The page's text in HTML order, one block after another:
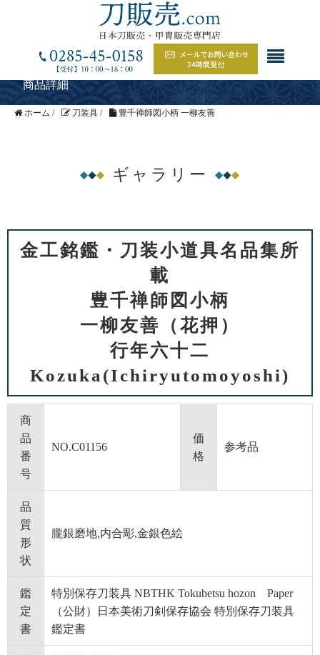
商品詳細
ホーム / 刀装具 / 豊千禅師図小柄 一柳友善
ギャラリー
金工銘鑑・刀装小道具名品集所
載
豊千禅師図小柄
一柳友善（花押）
行年六十二
Kozuka(Ichiryutomoyoshi)
商
品
番
号
NO.C01156
価
格
参考品
品
質
形
状
朧銀磨地,内合彫,金銀色絵
鑑
定
書
特別保存刀装具 NBTHK Tokubetsu hozon Paper
（公財）日本美術刀剣保存協会 特別保存刀装具
鑑定書